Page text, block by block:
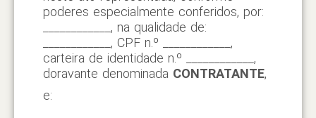
poderes especialmente conferidos, por:
____________, na qualidade de:
____________, CPF n.º ____________,
carteira de identidade n.º ____________,
doravante denominada CONTRATANTE,
e: